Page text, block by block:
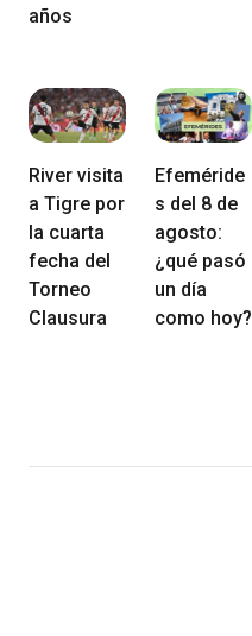
años
River visita
a Tigre por
la cuarta
fecha del
Torneo
Clausura
Efeméride
s del 8 de
agosto:
¿qué pasó
un día
como hoy?